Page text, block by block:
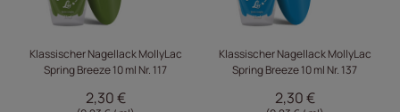
Klassischer Nagellack MollyLac
Spring Breeze 10 ml Nr. 117
2,30 €
Klassischer Nagellack MollyLac
Spring Breeze 10 ml Nr. 137
2,30 €